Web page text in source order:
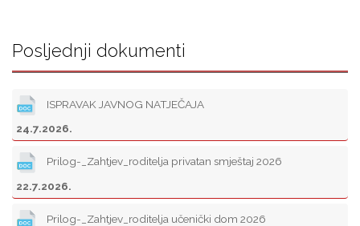
Posljednji dokumenti
ISPRAVAK JAVNOG NATJEČAJA
24.7.2026.
Prilog-_Zahtjev_roditelja privatan smještaj 2026
22.7.2026.
Prilog-_Zahtjev_roditelja učenički dom 2026